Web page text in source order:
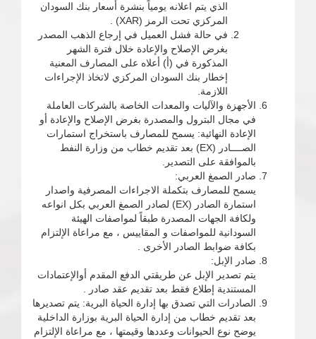
الذي يتم اعلانه يومياً بنشرة أسعار بنك السودان
المركزي تحت الرمز (XAR) .
في حالة فشل العميل في إرجاع الذهب المصدر
بغرض الإصلاح والإعادة خلال فترة الشهر
المذكورة في (أ) أعلاه على المصارف المعنية
إخطار بنك السودان المركزي لاتخاذ الإجراءات
اللازمة.
الأجهزة والآليات والمعدات الخاصة بالشركات العاملة
في مجال البترول والمصدرة بغرض الإصلاح والإعادة أو
الإعادة النهائية: يسمح للمصارف باستخراج استمارات
الصــــادر (EX) بعد تقديم خطاب من وزارة النفط
بالموافقة على التصدير.
صادر الصمغ العربي:
يسمح للمصارف بتكملة الاجراءات المصرفية واصدار
استمارة الصادر (EX) لصادر الصمغ العربي بكل انواعه
ولكافة الجهات المصدرة طبقاً لمواصفات الهيئة
السودانية للمواصفات و المقاييس ، مع مراعاة الإلتزام
بكافة ضوابط الصادر الأخرى .
صادر الإبل:
يتم تصدير الإبل عن طريقتي الدفع المقدم أوالإعتمادات
المستندية إطلاع فقط بعد تقديم عقد صادر .
الصادرات التي تصدق بها إدارة الحياة البرية: يتم تصديرها
بعد تقديم خطاب من إدارة الحياة البرية بوزارة الداخلية
يوضح نوع الحيوانات وعددها وقيمتها ، مع مراعاة الإلتزام